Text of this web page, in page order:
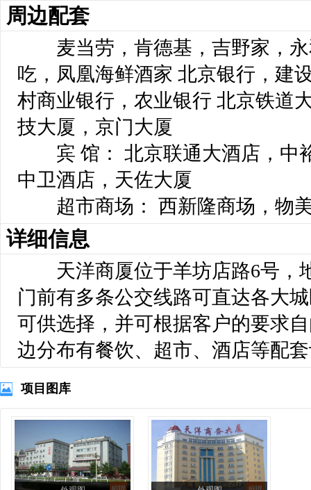
周边配套
麦当劳，肯德基，吉野家，永
吃，凤凰海鲜酒家 北京银行，建
村商业银行，农业银行 北京铁道
技大厦，京门大厦
宾 馆： 北京联通大酒店，中
中卫酒店，天佐大厦
超市商场： 西新隆商场，物
详细信息
天洋商厦位于羊坊店路6号，
门前有多条公交线路可直达各大
可供选择，并可根据客户的要求
边分布有餐饮、超市、酒店等配
项目图库